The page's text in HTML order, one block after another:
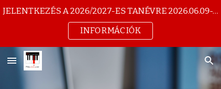
JELENTKEZÉS A 2026/2027-ES TANÉVRE 2026.06.09-10. 13-17 ÓRA:
INFORMÁCIÓK